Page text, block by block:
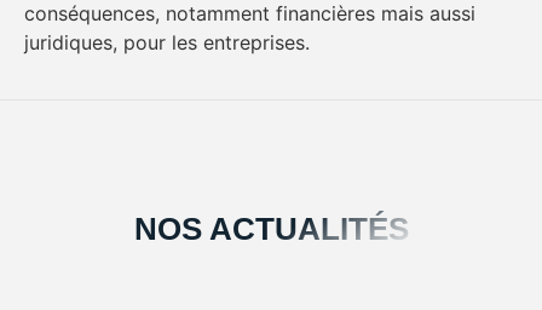
conséquences, notamment financières mais aussi
juridiques, pour les entreprises.
NOS ACTUALITÉS